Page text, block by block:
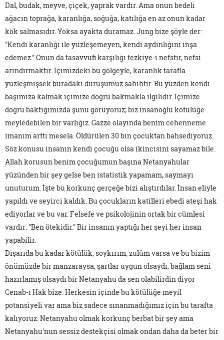
Dal, budak, meyve, çiçek, yaprak vardır. Ama onun bedeli
ağacın toprağa, karanlığa, soğuğa, katılığa en az onun kadar
kök salmasıdır. Yoksa ayakta duramaz. Jung bize şöyle der:
"Kendi karanlığı ile yüzleşemeyen, kendi aydınlığını inşa
edemez." Onun da tasavvufi karşılığı tezkiye-i nefstir, nefsi
arındırmaktır. İçimizdeki bu gölgeyle, karanlık tarafla
yüzleşmişsek buradaki duruşumuz sahihtir. Bu yüzden kendi
başımıza kalmak içimize doğru bakmakla ilgilidir. İçimize
doğru baktığımızda şunu görüyoruz; biz insanoğlu kötülüğe
meyledebilen bir varlığız. Gazze olayında benim cehenneme
imanım arttı mesela. Öldürülen 30 bin çocuktan bahsediyoruz.
Söz konusu insanın kendi çocuğu olsa ikincisini sayamaz bile.
Allah korusun benim çocuğumun başına Netanyahular
yüzünden bir şey gelse ben istatistik yapamam, saymayı
unuturum. İşte bu korkunç gerçeğe bizi alıştırdılar. İnsan eliyle
yapıldı ve seyirci kaldık. Bu çocukların katilleri ebedi ateşi hak
ediyorlar ve bu var. Felsefe ve psikolojinin ortak bir cümlesi
vardır: "Ben ötekidir." Bir insanın yaptığı her şeyi her insan
yapabilir.
Dışarıda bu kadar kötülük, soykırım, zulüm varsa ve bu bizim
önümüzde bir manzaraysa, şartlar uygun olsaydı, bağlam seni
hazırlamış olsaydı bir Netanyahu da sen olabilirdin diyor
Cenab-ı Hak bize. Herkesin içinde bu kötülüğe meyil
potansiyeli var ama biz sadece sınanmadığımız için bu tarafta
kalıyoruz. Netanyahu olmak korkunç berbat bir şey ama
Netanyahu'nun sessiz destekçisi olmak ondan daha da beter bir